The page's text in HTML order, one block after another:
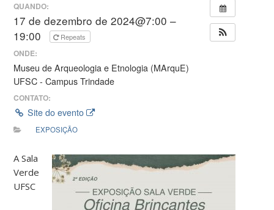
QUANDO:
17 de dezembro de 2024@7:00 –
19:00
Repeats
ONDE:
Museu de Arqueologia e Etnologia (MArquE)
UFSC - Campus Trindade
CONTATO:
Site do evento
EXPOSIÇÃO
A Sala
Verde
UFSC